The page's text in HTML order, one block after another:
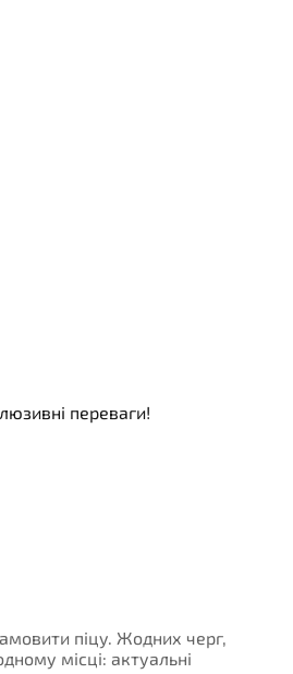
переваги!
піцу. Жодних черг,
місці: актуальні